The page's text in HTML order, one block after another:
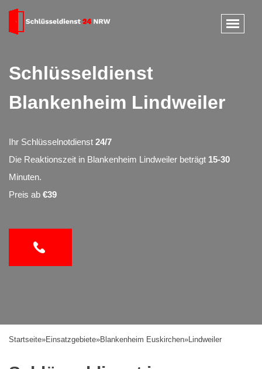
Schlüsseldienst
Blankenheim Lindweiler
Ihr Schlüsselnotdienst 24/7
Die Reaktionszeit in Blankenheim Lindweiler beträgt 15-30
Minuten.
Preis ab €39
Startseite»Einsatzgebiete»Blankenheim Euskirchen»Lindweiler